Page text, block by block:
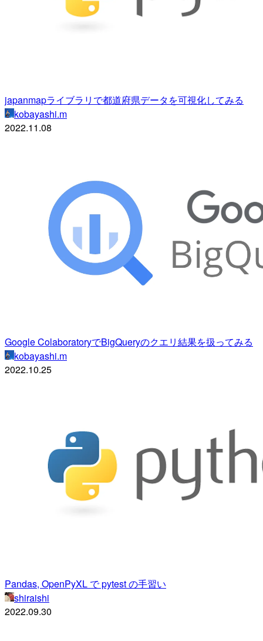
japanmapライブラリで都道府県データを可視化してみる
kobayashi.m
2022.11.08
Google ColaboratoryでBigQueryのクエリ結果を扱ってみる
kobayashi.m
2022.10.25
Pandas, OpenPyXL で pytest の手習い
shiraishi
2022.09.30